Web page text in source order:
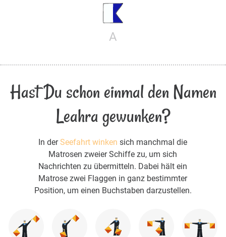
A
Hast Du schon einmal den Namen
Leahra gewunken?
In derSeefahrt winken sich manchmal die
Matrosen zweier Schiffe zu, um sich
Nachrichten zu übermitteln. Dabei hält ein
Matrose zwei Flaggen in ganz bestimmter
Position, um einen Buchstaben darzustellen.